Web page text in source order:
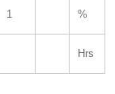
1 %
Hrs